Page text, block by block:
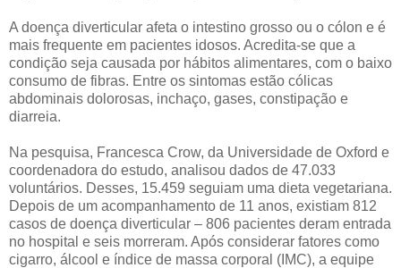
A doença diverticular afeta o intestino grosso ou o cólon e é
mais frequente em pacientes idosos. Acredita-se que a
condição seja causada por hábitos alimentares, com o baixo
consumo de fibras. Entre os sintomas estão cólicas
abdominais dolorosas, inchaço, gases, constipação e
diarreia.
Na pesquisa, Francesca Crow, da Universidade de Oxford e
coordenadora do estudo, analisou dados de 47.033
voluntários. Desses, 15.459 seguiam uma dieta vegetariana.
Depois de um acompanhamento de 11 anos, existiam 812
casos de doença diverticular – 806 pacientes deram entrada
no hospital e seis morreram. Após considerar fatores como
cigarro, álcool e índice de massa corporal (IMC), a equipe